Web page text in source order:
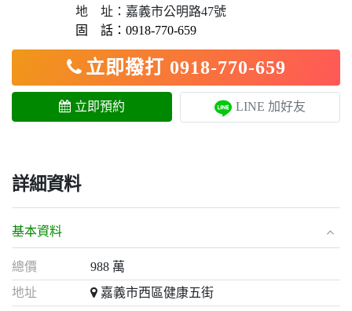
地 址：嘉義市公明路47號
固 話：0918-770-659
立即撥打 0918-770-659
立即預約 LINE 加好友
詳細資料
基本資料
總價
988 萬
地址
嘉義市西區健康五街